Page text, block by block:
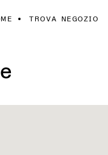
TROVA NEGOZIO